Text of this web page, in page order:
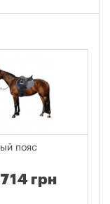
пояс
грн